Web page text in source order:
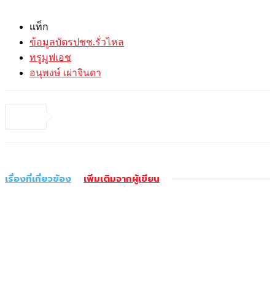
แท็ก
ข้อมูลบัตรปชช.รั่วไหล
ทรูมูฟเอช
อนุพงษ์ เผ่าจินดา
เรื่องที่เกี่ยวข้อง เพิ่มเติมจากผู้เขียน